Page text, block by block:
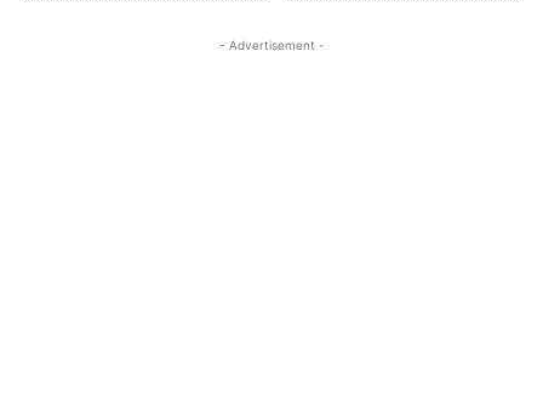
- Advertisement -